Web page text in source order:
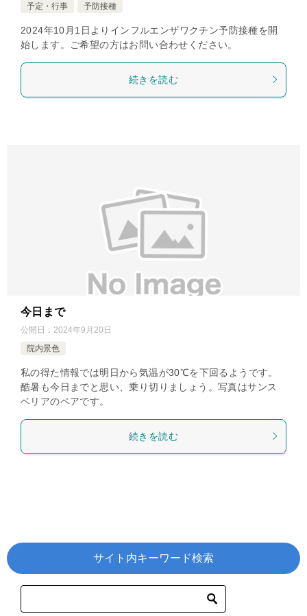
予定・行事
予防接種
2024年10月1日よりインフルエンザワクチン予防接種を開
始します。ご希望の方はお問い合わせください。
続きを読む
今日まで
公開日： 2024年9月20日
院内景色
私の得た情報では明日から気温が30℃を下回るようです。
酷暑も今日までと思い、乗り切りましょう。写真はサンス
ベリアのペアです。
続きを読む
サイト内キーワード検索